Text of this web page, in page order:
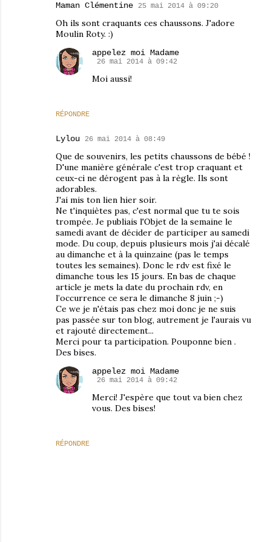
Maman Clémentine 25 mai 2014 à 09:20
Oh ils sont craquants ces chaussons. J'adore
Moulin Roty. :)
RÉPONDRE
appelez moi Madame
26 mai 2014 à 09:42
Moi aussi!
Lylou 26 mai 2014 à 08:49
Que de souvenirs, les petits chaussons de bébé !
D'une manière générale c'est trop craquant et
ceux-ci ne dérogent pas à la règle. Ils sont
adorables.
J'ai mis ton lien hier soir.
Ne t'inquiètes pas, c'est normal que tu te sois
trompée. Je publiais l'Objet de la semaine le
samedi avant de décider de participer au samedi
mode. Du coup, depuis plusieurs mois j'ai décalé
au dimanche et à la quinzaine (pas le temps
toutes les semaines). Donc le rdv est fixé le
dimanche tous les 15 jours. En bas de chaque
article je mets la date du prochain rdv, en
l’occurrence ce sera le dimanche 8 juin ;-)
Ce we je n'étais pas chez moi donc je ne suis
pas passée sur ton blog, autrement je l'aurais vu
et rajouté directement...
Merci pour ta participation. Pouponne bien .
Des bises.
RÉPONDRE
appelez moi Madame
26 mai 2014 à 09:42
Merci! J'espère que tout va bien chez
vous. Des bises!